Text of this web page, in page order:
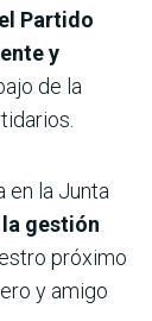
Partido
y
de la
en la Junta
gestión
próximo
y amigo